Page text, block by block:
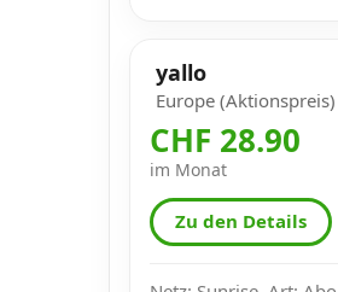
yallo
Europe (Aktionspreis)
CHF 28.90
im Monat
Zu den Details